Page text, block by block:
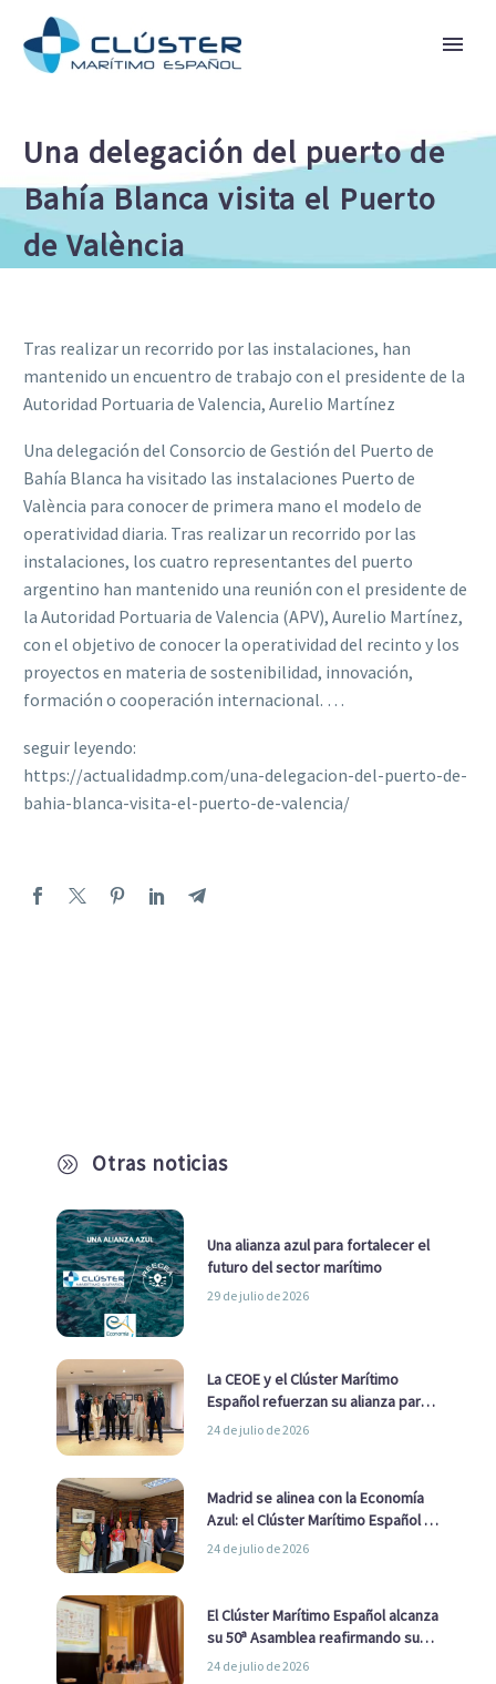
Una delegación del puerto de
Bahía Blanca visita el Puerto
de València
A Otras noticias
Una alianza azul para fortalecer el
futuro del sector marítimo
29 de julio de 2026
La CEOE y el Clúster Marítimo
Español refuerzan su alianza para
impulsar una estrategia Nacional
24 de julio de 2026
Madrid se alinea con la Economía
Azul: el Clúster Marítimo Español y
la Real Liga Naval avanzan alianzas
24 de julio de 2026
El Clúster Marítimo Español alcanza
su 50ª Asamblea reafirmando su
liderazgo en la Economía Azul
24 de julio de 2026
Tras realizar un recorrido por las instalaciones, han
mantenido un encuentro de trabajo con el presidente de la
Autoridad Portuaria de Valencia, Aurelio Martínez
Una delegación del Consorcio de Gestión del Puerto de
Bahía Blanca ha visitado las instalaciones Puerto de
València para conocer de primera mano el modelo de
operatividad diaria. Tras realizar un recorrido por las
instalaciones, los cuatro representantes del puerto
argentino han mantenido una reunión con el presidente de
la Autoridad Portuaria de Valencia (APV), Aurelio Martínez,
con el objetivo de conocer la operatividad del recinto y los
proyectos en materia de sostenibilidad, innovación,
formación o cooperación internacional. …
seguir leyendo:
https://actualidadmp.com/una-delegacion-del-puerto-de-
bahia-blanca-visita-el-puerto-de-valencia/